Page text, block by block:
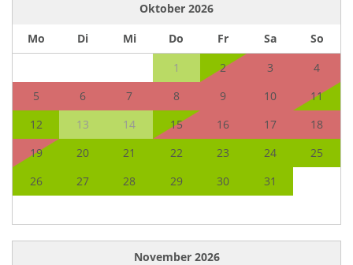
Oktober 2026
Mo
Di Mi Do Fr Sa
So
1
2 3
4
5
6 7 8 9 10
11
12
13 14 15 16 17
18
19
20 21 22 23 24
25
26
27 28 29 30 31
November 2026